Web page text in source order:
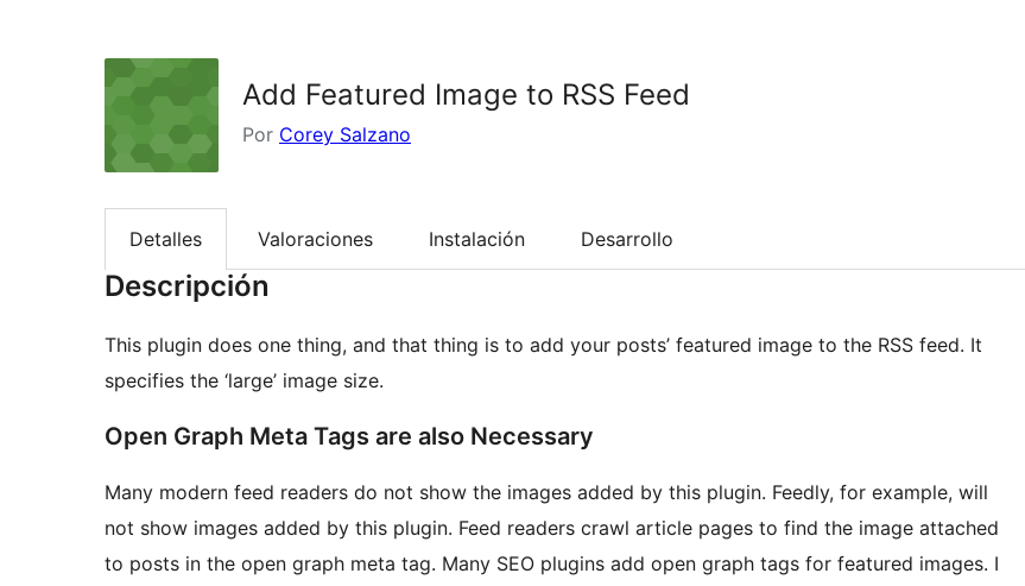
Add Featured Image to RSS Feed
Por Corey Salzano
Detalles Valoraciones Instalación Desarrollo
Descripción
This plugin does one thing, and that thing is to add your posts’ featured image to the RSS feed. It
specifies the ‘large’ image size.
Open Graph Meta Tags are also Necessary
Many modern feed readers do not show the images added by this plugin. Feedly, for example, will
not show images added by this plugin. Feed readers crawl article pages to find the image attached
to posts in the open graph meta tag. Many SEO plugins add open graph tags for featured images. I